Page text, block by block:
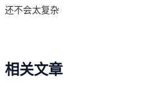
还不会太复杂
相关文章